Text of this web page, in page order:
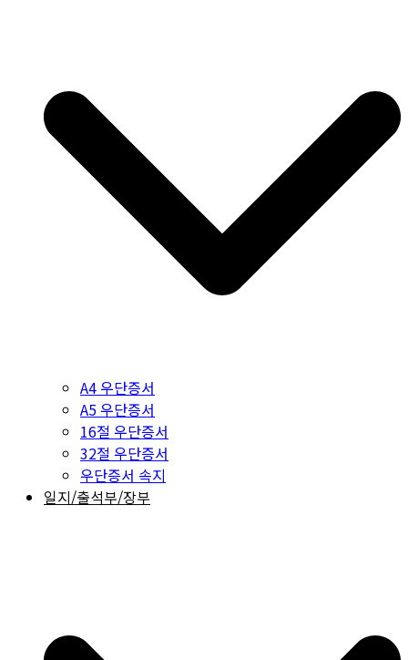
A4 우단증서
A5 우단증서
16절 우단증서
32절 우단증서
우단증서 속지
일지/출석부/장부